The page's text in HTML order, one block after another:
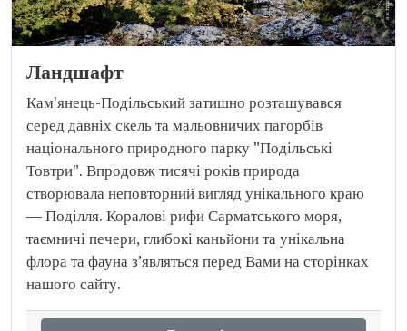
Ландшафт
Кам'янець-Подільський затишно розташувався
серед давніх скель та мальовничих пагорбів
національного природного парку "Подільські
Товтри". Впродовж тисячі років природа
створювала неповторний вигляд унікального краю
— Поділля. Коралові рифи Сарматського моря,
таємничі печери, глибокі каньйони та унікальна
флора та фауна з’являться перед Вами на сторінках
нашого сайту.